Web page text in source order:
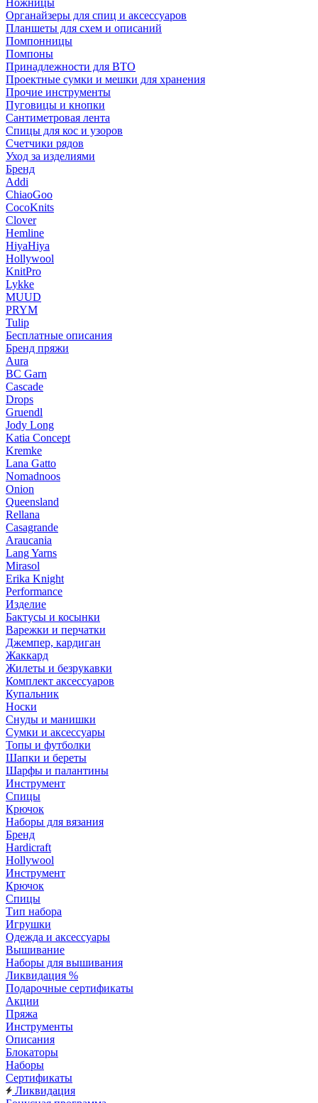
Ножницы
Органайзеры для спиц и аксессуаров
Планшеты для схем и описаний
Помпонницы
Помпоны
Принадлежности для ВТО
Проектные сумки и мешки для хранения
Прочие инструменты
Пуговицы и кнопки
Сантиметровая лента
Спицы для кос и узоров
Счетчики рядов
Уход за изделиями
Бренд
Addi
ChiaoGoo
CocoKnits
Clover
Hemline
HiyaHiya
Hollywool
KnitPro
Lykke
MUUD
PRYM
Tulip
Бесплатные описания
Бренд пряжи
Aura
BC Garn
Cascade
Drops
Gruendl
Jody Long
Katia Concept
Kremke
Lana Gatto
Nomadnoos
Onion
Queensland
Rellana
Casagrande
Araucania
Lang Yarns
Mirasol
Erika Knight
Performance
Изделие
Бактусы и косынки
Варежки и перчатки
Джемпер, кардиган
Жаккард
Жилеты и безрукавки
Комплект аксессуаров
Купальник
Носки
Снуды и манишки
Сумки и аксессуары
Топы и футболки
Шапки и береты
Шарфы и палантины
Инструмент
Спицы
Крючок
Наборы для вязания
Бренд
Hardicraft
Hollywool
Инструмент
Крючок
Спицы
Тип набора
Игрушки
Одежда и аксессуары
Вышивание
Наборы для вышивания
Ликвидация %
Подарочные сертификаты
Акции
Пряжа
Инструменты
Описания
Блокаторы
Наборы
Сертификаты
Ликвидация